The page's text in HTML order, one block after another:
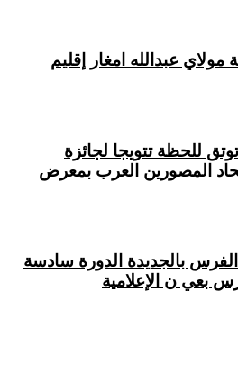
عبدالله امغار إقليم
للحظة تتويجا لجائزة
إتحاد المصورين العرب بمعرض
بالجديدة الدورة سادسة
بعي ن الإعلامية